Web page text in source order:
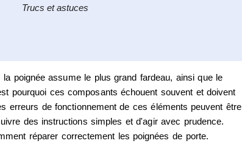
Trucs et astuces
poignée assume le plus grand fardeau, ainsi que le
pourquoi ces composants échouent souvent et doivent
erreurs de fonctionnement de ces éléments peuvent être
des instructions simples et d'agir avec prudence.
réparer correctement les poignées de porte.